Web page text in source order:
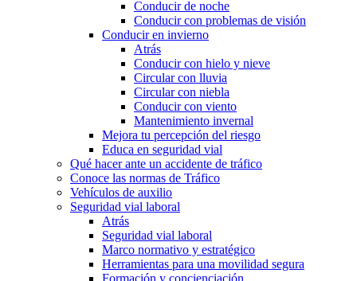
Conducir de noche
Conducir con problemas de visión
Conducir en invierno
Atrás
Conducir con hielo y nieve
Circular con lluvia
Circular con niebla
Conducir con viento
Mantenimiento invernal
Mejora tu percepción del riesgo
Educa en seguridad vial
Qué hacer ante un accidente de tráfico
Conoce las normas de Tráfico
Vehículos de auxilio
Seguridad vial laboral
Atrás
Seguridad vial laboral
Marco normativo y estratégico
Herramientas para una movilidad segura